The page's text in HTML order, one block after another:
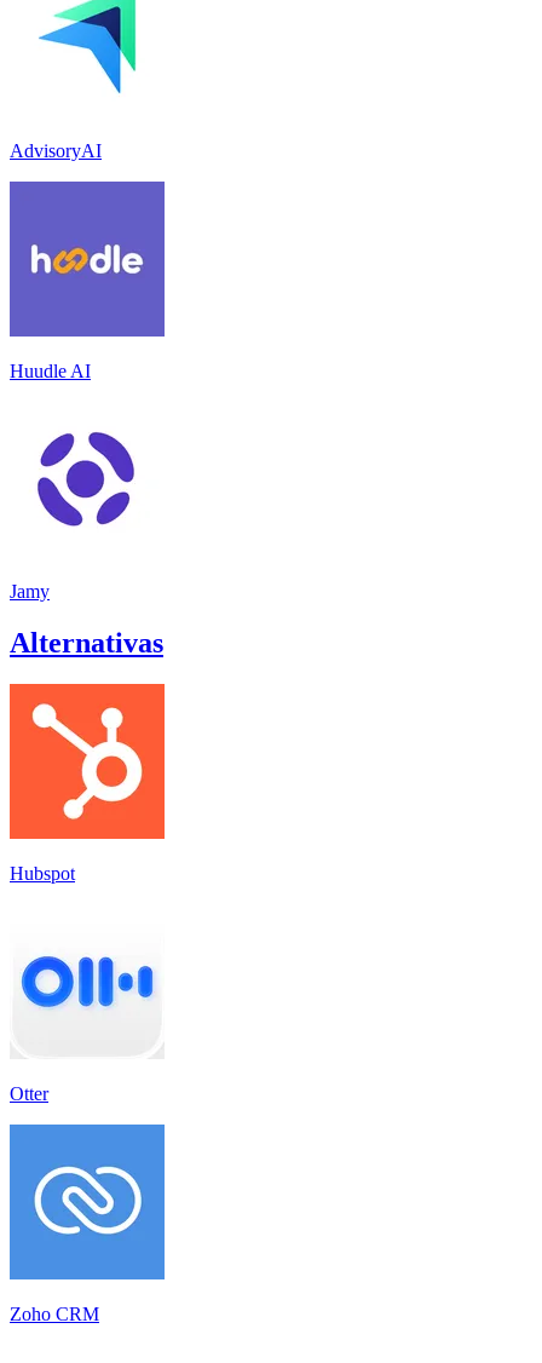
AdvisoryAI
Huudle AI
Jamy
Alternativas
Hubspot
Otter
Zoho CRM